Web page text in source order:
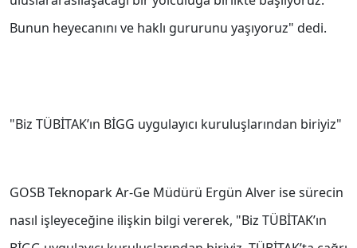
Bunun heyecanını ve haklı gururunu yaşıyoruz" dedi.
"Biz TÜBİTAK’ın BİGG uygulayıcı kuruluşlarından biriyiz"
GOSB Teknopark Ar-Ge Müdürü Ergün Alver ise sürecin
nasıl işleyeceğine ilişkin bilgi vererek, "Biz TÜBİTAK’ın